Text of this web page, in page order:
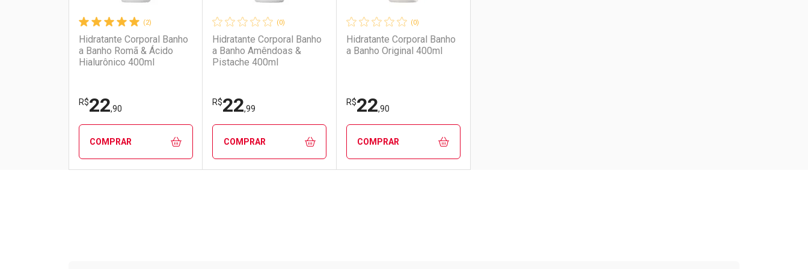
(2)
Hidratante Corporal Banho
a Banho Romã & Ácido
Hialurônico 400ml
R$22,90
COMPRAR
(0)
Hidratante Corporal Banho
a Banho Amêndoas &
Pistache 400ml
R$22,99
COMPRAR
(0)
Hidratante Corporal Banho
a Banho Original 400ml
R$22,90
COMPRAR